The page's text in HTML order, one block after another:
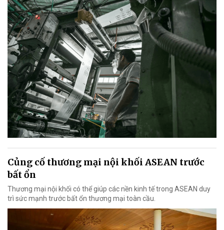
Củng cố thương mại nội khối ASEAN trước
bất ổn
Thương mại nội khối có thể giúp các nền kinh tế trong ASEAN duy
trì sức mạnh trước bất ổn thương mại toàn cầu.